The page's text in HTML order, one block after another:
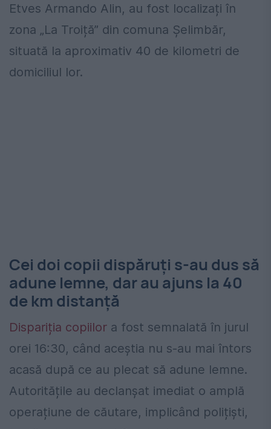
Etves Armando Alin, au fost localizați în
zona „La Troiță” din comuna Șelimbăr,
situată la aproximativ 40 de kilometri de
domiciliul lor.
Cei doi copii dispăruți s-au dus să
adune lemne, dar au ajuns la 40
de km distanță
Dispariția copiilor a fost semnalată în jurul
orei 16:30, când aceștia nu s-au mai întors
acasă după ce au plecat să adune lemne.
Autoritățile au declanșat imediat o amplă
operațiune de căutare, implicând polițiști,